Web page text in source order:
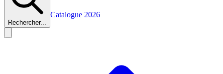
Rechercher...
Catalogue 2026